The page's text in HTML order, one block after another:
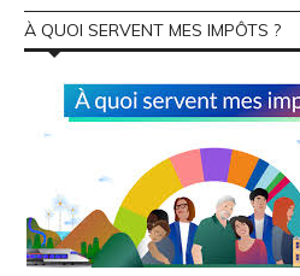
À QUOI SERVENT MES IMPÔTS ?